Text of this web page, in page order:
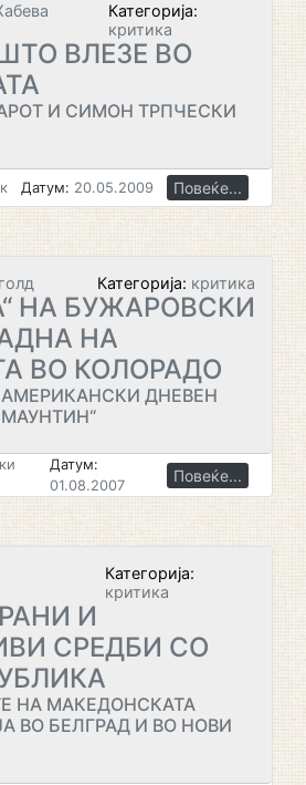
Категорија:
критика
ВЛЕЗЕ ВО
И СИМОН ТРПЧЕСКИ
Датум: 20.05.2009 Повеќе...
Категорија: критика
НА БУЖАРОВСКИ
НА
ВО КОЛОРАДО
ДНЕВЕН
Датум:
01.08.2007
Повеќе...
Категорија:
критика
И
СРЕДБИ СО
НА МАКЕДОНСКАТА
ВО БЕЛГРАД И ВО НОВИ